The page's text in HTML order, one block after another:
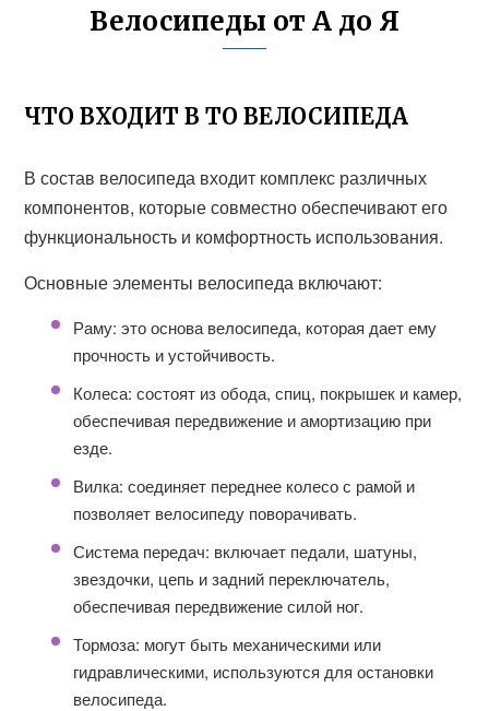
Велосипеды от А до Я
ЧТО ВХОДИТ В ТО ВЕЛОСИПЕДА
В состав велосипеда входит комплекс различных
компонентов, которые совместно обеспечивают его
функциональность и комфортность использования.
Основные элементы велосипеда включают:
Раму: это основа велосипеда, которая дает ему
прочность и устойчивость.
Колеса: состоят из обода, спиц, покрышек и камер,
обеспечивая передвижение и амортизацию при
езде.
Вилка: соединяет переднее колесо с рамой и
позволяет велосипеду поворачивать.
Система передач: включает педали, шатуны,
звездочки, цепь и задний переключатель,
обеспечивая передвижение силой ног.
Тормоза: могут быть механическими или
гидравлическими, используются для остановки
велосипеда.